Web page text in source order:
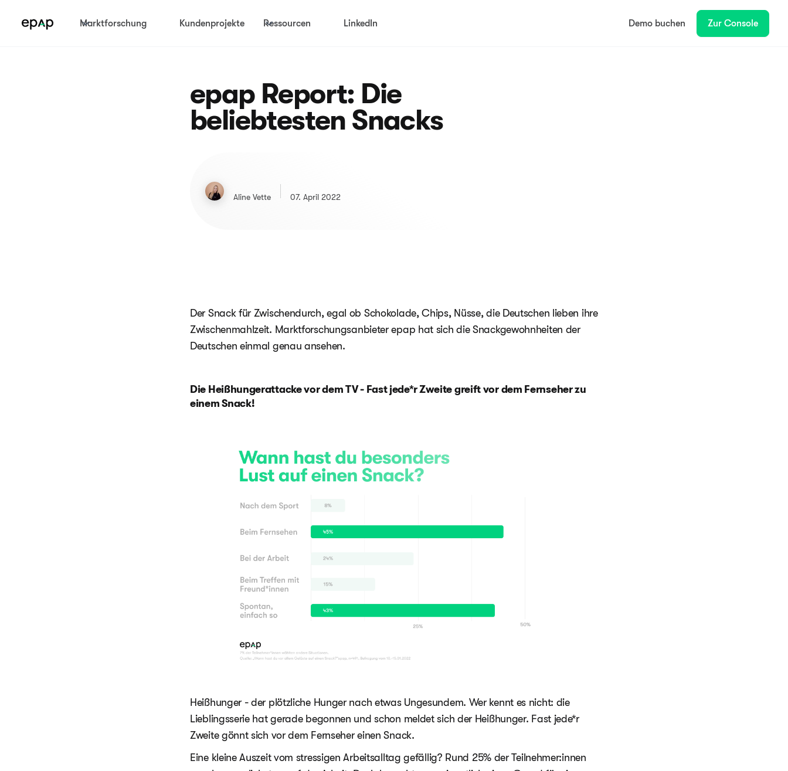
Marktforschung Kundenprojekte Ressourcen LinkedIn Demo buchen Zur Console
epap Report: Die
beliebtesten Snacks
Aline Vette 07. April 2022
Der Snack für Zwischendurch, egal ob Schokolade, Chips, Nüsse, die Deutschen lieben ihre
Zwischenmahlzeit. Marktforschungsanbieter epap hat sich die Snackgewohnheiten der
Deutschen einmal genau ansehen.
Die Heißhungerattacke vor dem TV - Fast jede*r Zweite greift vor dem Fernseher zu
einem Snack!
Heißhunger - der plötzliche Hunger nach etwas Ungesundem. Wer kennt es nicht: die
Lieblingsserie hat gerade begonnen und schon meldet sich der Heißhunger. Fast jede*r
Zweite gönnt sich vor dem Fernseher einen Snack.
Eine kleine Auszeit vom stressigen Arbeitsalltag gefällig? Rund 25% der Teilnehmer:innen